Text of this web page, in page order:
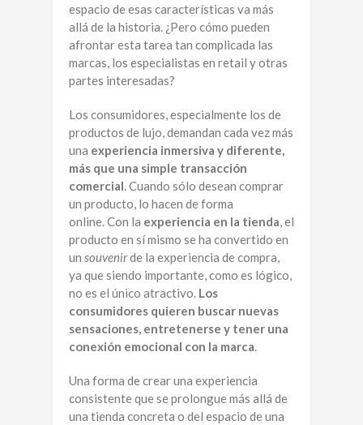
espacio de esas características va más
allá de la historia. ¿Pero cómo pueden
afrontar esta tarea tan complicada las
marcas, los especialistas en retail y otras
partes interesadas?
Los consumidores, especialmente los de
productos de lujo, demandan cada vez más
una experiencia inmersiva y diferente,
más que una simple transacción
comercial . Cuando sólo desean comprar
un producto, lo hacen de forma
online. Con la experiencia en la tienda , el
producto en sí mismo se ha convertido en
un souvenirde la experiencia de compra,
ya que siendo importante, como es lógico,
no es el único atractivo. Los
consumidores quieren buscar nuevas
sensaciones, entretenerse y tener una
conexión emocional con la marca
Una forma de crear una experiencia
consistente que se prolongue más allá de
una tienda concreta o del espacio de una